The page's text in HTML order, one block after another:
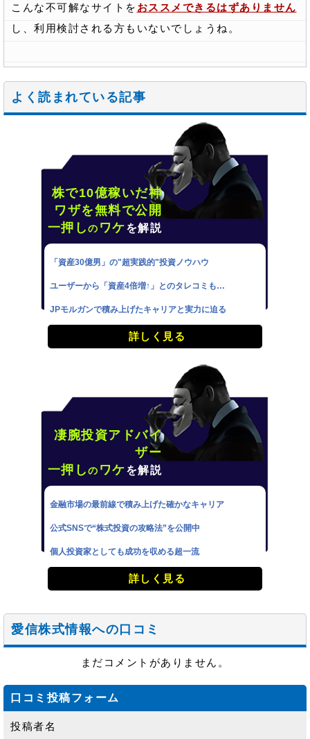
こんな不可解なサイトを おススメできるはずありません
し、利用検討される方もいないでしょうね。
よく読まれている記事
株で10億稼いだ神
ワザを無料で公開
一押しの ワケを解説
「資産30億男」の"超実践的"投資ノウハウ
ユーザーから「資産4倍増↑」とのタレコミも…
JPモルガンで積み上げたキャリアと実力に迫る
詳しく見る
凄腕投資アドバイ
ザー
一押しの ワケを解説
金融市場の最前線で積み上げた確かなキャリア
公式SNSで“株式投資の攻略法”を公開中
個人投資家としても成功を収める超一流
詳しく見る
愛信株式情報への口コミ
まだコメントがありません。
口コミ投稿フォーム
投稿者名